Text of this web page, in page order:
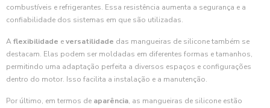
combustíveis e refrigerantes. Essa resistência aumenta a segurança e a
confiabilidade dos sistemas em que são utilizadas.
Aflexibilidade eversatilidade das mangueiras de silicone também se
destacam. Elas podem ser moldadas em diferentes formas e tamanhos,
permitindo uma adaptação perfeita a diversos espaços e configurações
dentro do motor. Isso facilita a instalação e a manutenção.
Por último, em termos de aparência, as mangueiras de silicone estão